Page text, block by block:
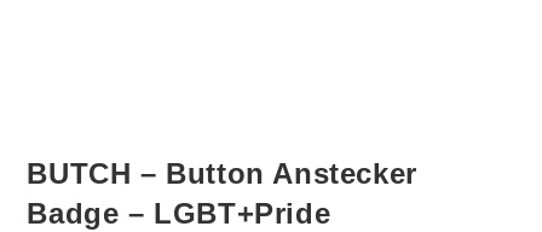
BUTCH – Button Anstecker
Badge – LGBT+Pride